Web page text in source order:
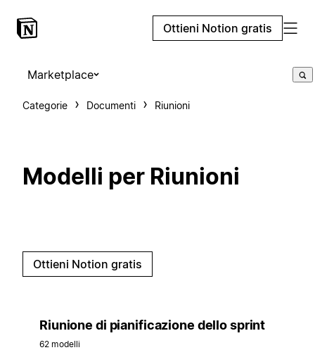
Ottieni Notion gratis
Marketplace
Categorie Documenti Riunioni
Modelli per Riunioni
Ottieni Notion gratis
Riunione di pianificazione dello sprint
62 modelli